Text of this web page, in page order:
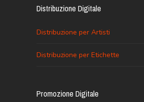
Distribuzione Digitale
Distribuzione per Artisti
Distribuzione per Etichette
Promozione Digitale